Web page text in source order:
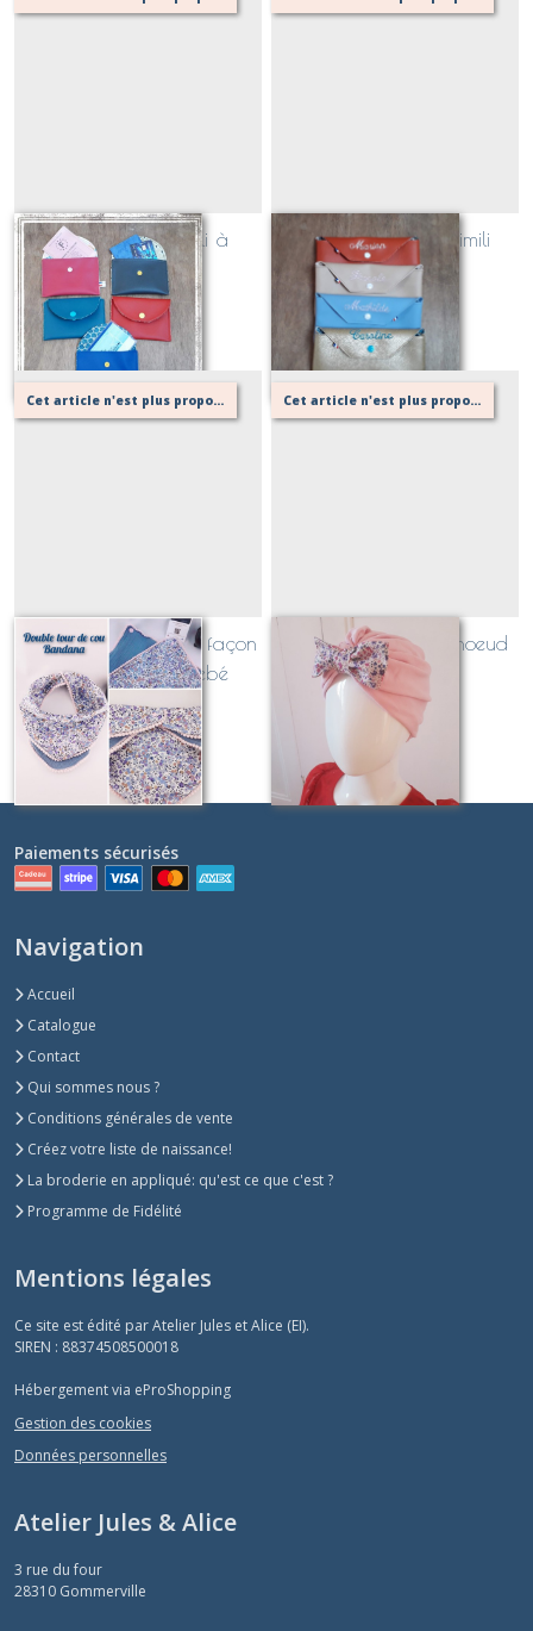
Petite pochette simili à
papiers
Sur demande
Grande pochette simili
Sur demande
Cet article n'est plus proposé, retournez au menu principal ou contactez moi!
snood / Tour de cou façon
bandana pour bébé
Sur demande
Cet article n'est plus proposé, retournez au menu principal ou contactez moi!
Bonnet turban avec noeud
Liberty bébé
Sur demande
Paiements sécurisés
Navigation
Accueil
Catalogue
Contact
Qui sommes nous ?
Conditions générales de vente
Créez votre liste de naissance!
La broderie en appliqué: qu'est ce que c'est ?
Programme de Fidélité
Mentions légales
Ce site est édité par Atelier Jules et Alice (EI).
SIREN : 88374508500018
Hébergement via eProShopping
Gestion des cookies
Données personnelles
Atelier Jules & Alice
3 rue du four
28310 Gommerville